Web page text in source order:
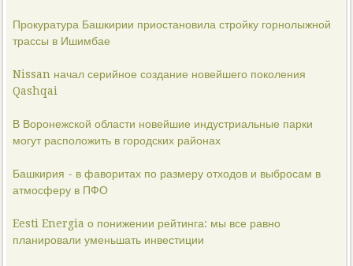
Прокуратура Башкирии приостановила стройку горнолыжной
трассы в Ишимбае
Nissan начал серийное создание новейшего поколения
Qashqai
В Воронежской области новейшие индустриальные парки
могут расположить в городских районах
Башкирия - в фаворитах по размеру отходов и выбросам в
атмосферу в ПФО
Eesti Energia о понижении рейтинга: мы все равно
планировали уменьшать инвестиции